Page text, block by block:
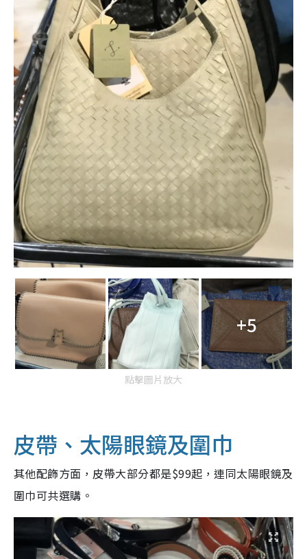
+5
點擊圖片放大
皮帶、太陽眼鏡及圍巾
其他配飾方面，皮帶大部分都是$99起，連同太陽眼鏡及
圍巾可共選購。